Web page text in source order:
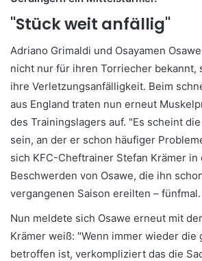
"Stück weit anfällig"
Adriano Grimaldi und Osayamen
nicht nur für ihren Torriecher bekannt,
ihre Verletzungsanfälligkeit. Beim
aus England traten nun erneut
des Trainingslagers auf. "Es scheint
sein, an der er schon häufiger
sich KFC-Cheftrainer Stefan Krämer in
Beschwerden von Osawe, die ihn
vergangenen Saison ereilten – fünfmal.
Nun meldete sich Osawe erneut mit
Krämer weiß: "Wenn immer wieder die
betroffen ist, verkompliziert das die